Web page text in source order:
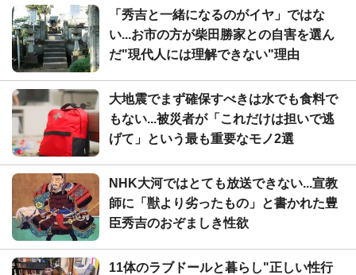
「秀吉と一緒になるのがイヤ」ではな
い...お市の方が柴田勝家との自害を選ん
だ"現代人には理解できない"理由
大地震でまず確保すべきは水でも食料で
もない...被災者が「これだけは担いで逃
げて」という最も重要なモノ2選
NHK大河ではとても放送できない...宣教
師に「獣より劣ったもの」と書かれた豊
臣秀吉のおぞましき性欲
11体のラブドールと暮らし"正しい性行